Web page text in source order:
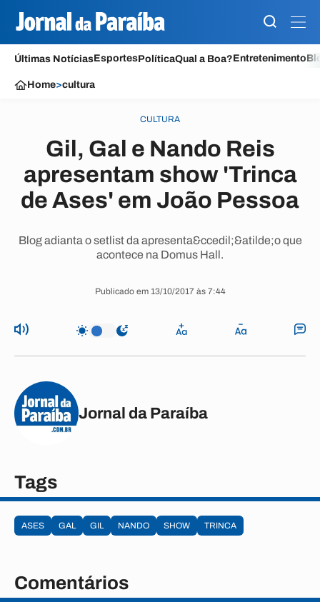
Últimas NotíciasEsportesPolíticaQual a Boa?Entretenimento
Home>cultura
CULTURA
Gil, Gal e Nando Reis
apresentam show 'Trinca
de Ases' em João Pessoa
Blog adianta o setlist da apresenta&ccedil;&atilde;o que
acontece na Domus Hall.
Publicado em 13/10/2017 às 7:44
Jornal da Paraíba
Tags
ASES GAL GIL NANDO SHOW TRINCA
Comentários